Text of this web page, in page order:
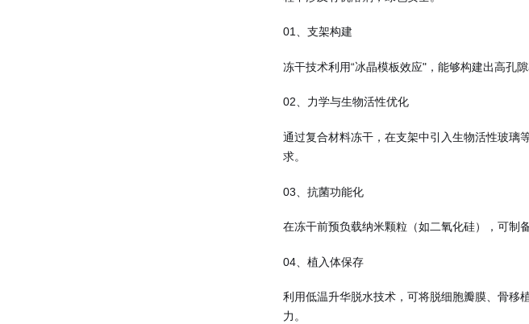
01、支架构建
冻干技术利用“冰晶模板效应"，能够构建出高孔
02、力学与生物活性优化
通过复合材料冻干，在支架中引入生物活性玻璃
求。
03、抗菌功能化
在冻干前预负载纳米颗粒（如二氧化硅），可制
04、植入体保存
利用低温升华脱水技术，可将脱细胞瓣膜、骨移
力。